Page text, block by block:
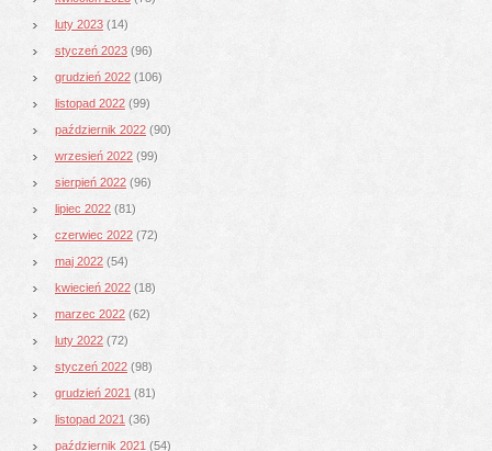
luty 2023 (14)
styczeń 2023 (96)
grudzień 2022 (106)
listopad 2022 (99)
październik 2022 (90)
wrzesień 2022 (99)
sierpień 2022 (96)
lipiec 2022 (81)
czerwiec 2022 (72)
maj 2022 (54)
kwiecień 2022 (18)
marzec 2022 (62)
luty 2022 (72)
styczeń 2022 (98)
grudzień 2021 (81)
listopad 2021 (36)
październik 2021 (54)